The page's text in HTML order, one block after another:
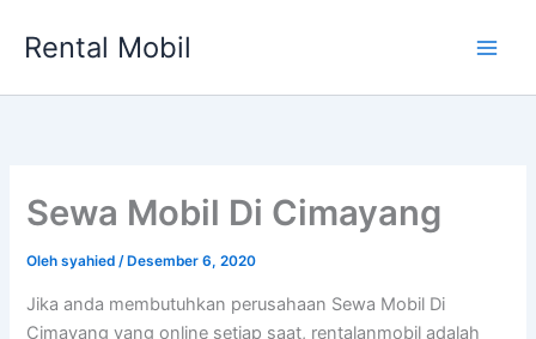
Rental Mobil
Sewa Mobil Di Cimayang
Olehsyahied/ Desember 6, 2020
Jika anda membutuhkan perusahaan Sewa Mobil Di
Cimayang yang online setiap saat, rentalanmobil adalah